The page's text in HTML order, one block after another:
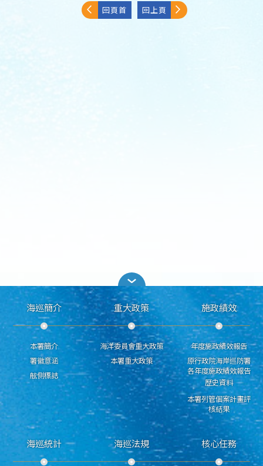
回頁首 回上頁
海巡簡介
本署簡介
署徽意涵
舷側標誌
重大政策
海洋委員會重大政策
本署重大政策
施政績效
年度施政績效報告
原行政院海岸巡防署
各年度施政績效報告
歷史資料
本署列管個案計畫評
核結果
海巡統計 海巡法規 核心任務